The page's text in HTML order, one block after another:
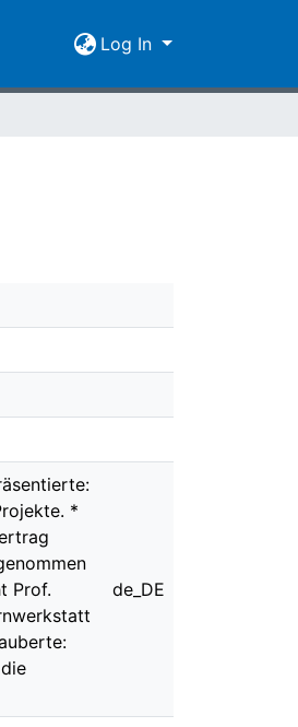
Log In
*
Prof.
de_DE